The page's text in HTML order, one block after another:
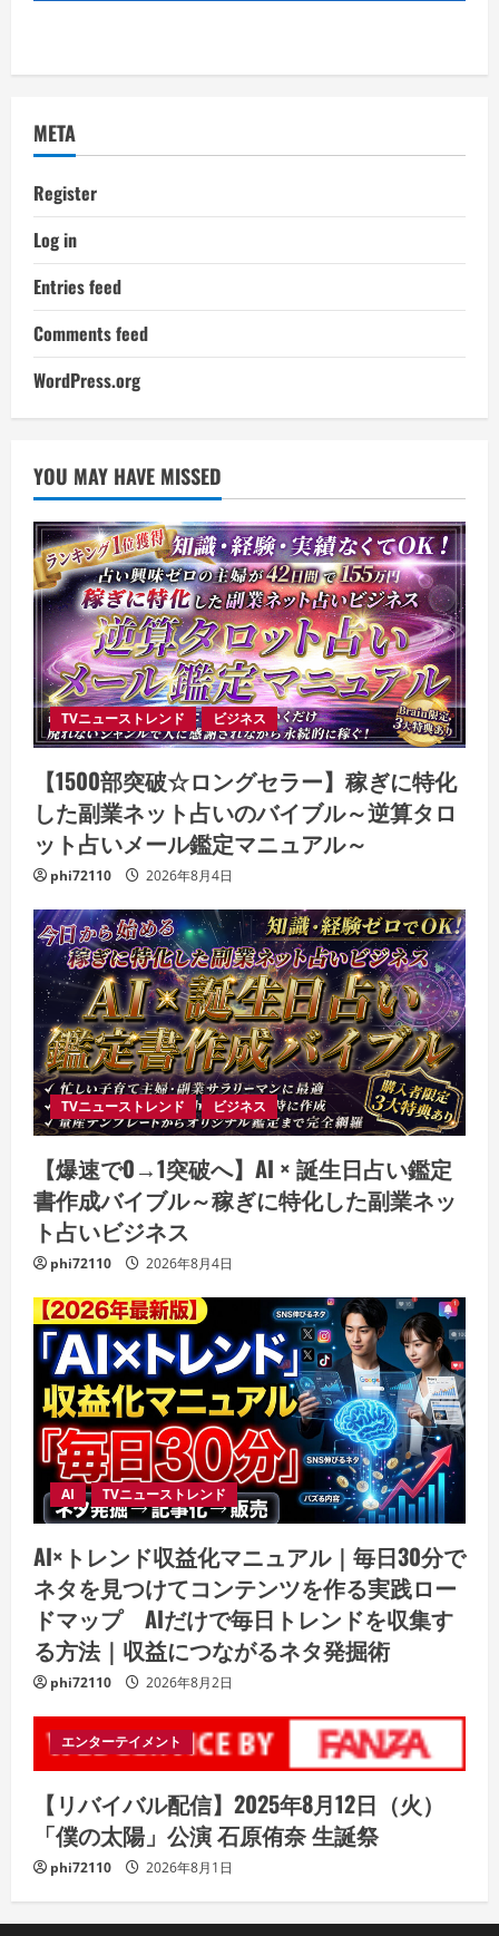
META
Register
Log in
Entries feed
Comments feed
WordPress.org
YOU MAY HAVE MISSED
TVニューストレンド ビジネス
【1500部突破☆ロングセラー】稼ぎに特化
した副業ネット占いのバイブル～逆算タロ
ット占いメール鑑定マニュアル～
phi72110 2026年8月4日
TVニューストレンド ビジネス
【爆速で0→1突破へ】AI × 誕生日占い鑑定
書作成バイブル～稼ぎに特化した副業ネッ
ト占いビジネス
phi72110 2026年8月4日
AI TVニューストレンド
AI×トレンド収益化マニュアル｜毎日30分で
ネタを見つけてコンテンツを作る実践ロー
ドマップ AIだけで毎日トレンドを収集す
る方法｜収益につながるネタ発掘術
phi72110 2026年8月2日
エンターテイメント
【リバイバル配信】2025年8月12日（火）
「僕の太陽」公演 石原侑奈 生誕祭
phi72110 2026年8月1日